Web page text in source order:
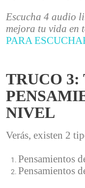
Escucha 4 audio
mejora tu vida en
PARA
TRUCO 3:
NIVEL
Verás, existen 2
Pensamientos
Pensamientos